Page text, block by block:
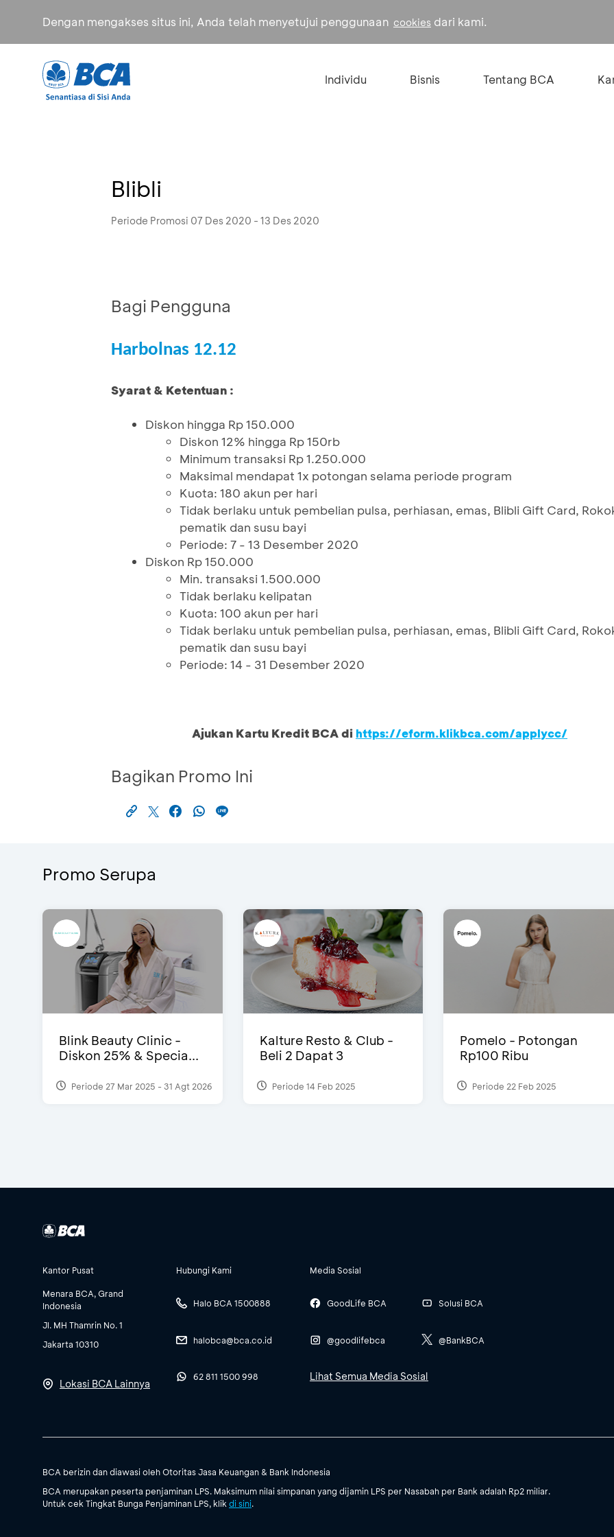
Dengan mengakses situs ini, Anda telah menyetujui penggunaan cookies dari kami.
Individu Bisnis Tentang BCA
Blibli
Periode Promosi 07 Des 2020 - 13 Des 2020
Bagi Pengguna
Harbolnas 12.12
Syarat & Ketentuan :
Diskon hingga Rp 150.000
Diskon 12% hingga Rp 150rb
Minimum transaksi Rp 1.250.000
Maksimal mendapat 1x potongan selama periode program
Kuota: 180 akun per hari
Tidak berlaku untuk pembelian pulsa, perhiasan, emas, Blibli Gift Card,
pematik dan susu bayi
Periode: 7 - 13 Desember 2020
Diskon Rp 150.000
Min. transaksi 1.500.000
Tidak berlaku kelipatan
Kuota: 100 akun per hari
Tidak berlaku untuk pembelian pulsa, perhiasan, emas, Blibli Gift Card,
pematik dan susu bayi
Periode: 14 - 31 Desember 2020
Ajukan Kartu Kredit BCA di https://eform.klikbca.com/applycc/
Bagikan Promo Ini
Promo Serupa
Blink Beauty Clinic -
Diskon 25% & Specia...
Periode 27 Mar 2025 - 31 Agt 2026
Kalture Resto & Club -
Beli 2 Dapat 3
Periode 14 Feb 2025
Pomelo - Potongan
Rp100 Ribu
Periode 22 Feb 2025
Kantor Pusat
Menara BCA, Grand
Indonesia
Jl. MH Thamrin No. 1
Jakarta 10310
Lokasi BCA Lainnya
Hubungi Kami
Halo BCA 1500888
halobca@bca.co.id
62 811 1500 998
Media Sosial
GoodLife BCA
@goodlifebca
Solusi BCA
@BankBCA
Lihat Semua Media Sosial
BCA berizin dan diawasi oleh Otoritas Jasa Keuangan & Bank Indonesia
BCA merupakan peserta penjaminan LPS. Maksimum nilai simpanan yang dijamin LPS per Nasabah per Bank adalah Rp2 miliar.
Untuk cek Tingkat Bunga Penjaminan LPS, klikdi sini.